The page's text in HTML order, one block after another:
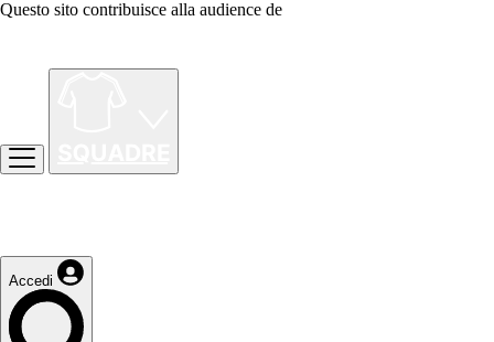
Questo sito contribuisce alla audience de
Accedi